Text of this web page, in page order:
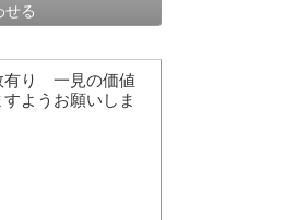
せる
有り 一見の価値
ようお願いしま